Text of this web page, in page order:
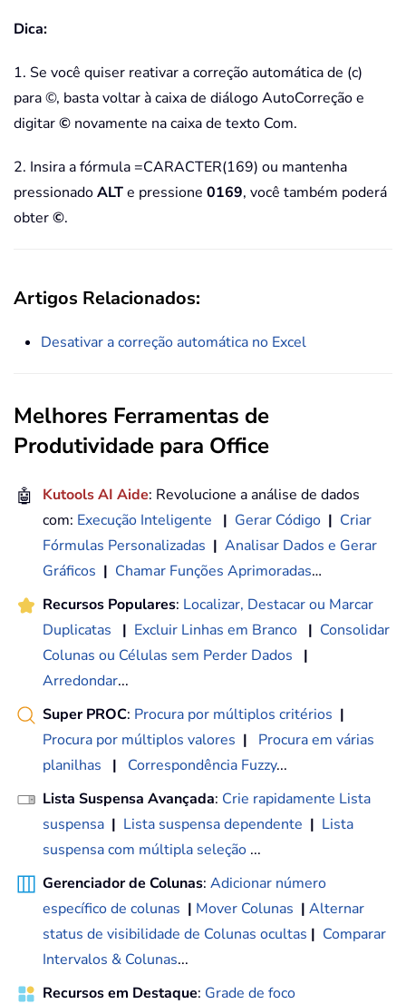
Dica:
1. Se você quiser reativar a correção automática de (c)
para ©, basta voltar à caixa de diálogo AutoCorreção e
digitar© novamente na caixa de texto Com.
2. Insira a fórmula =CARACTER(169) ou mantenha
pressionadoALTe pressione 0169, você também poderá
obter©.
Artigos Relacionados:
Desativar a correção automática no Excel
Melhores Ferramentas de
Produtividade para Office
🤖 Kutools AI Aide: Revolucione a análise de dados
com: Execução Inteligente | Gerar Código | Criar
Fórmulas Personalizadas | Analisar Dados e Gerar
Gráficos | Chamar Funções Aprimoradas…
Recursos Populares: Localizar, Destacar ou Marcar
Duplicatas
| Excluir Linhas em Branco | Consolidar
Colunas ou Células sem Perder Dados
|
Arredondar...
Super PROC: Procura por múltiplos critérios |
Procura por múltiplos valores |
Procura em várias
planilhas
| Correspondência Fuzzy...
Lista Suspensa Avançada: Crie rapidamente Lista
suspensa | Lista suspensa dependente | Lista
suspensa com múltipla seleção ...
Gerenciador de Colunas: Adicionar número
específico de colunas | Mover Colunas | Alternar
status de visibilidade de Colunas ocultas | Comparar
Intervalos & Colunas...
Recursos em Destaque: Grade de foco